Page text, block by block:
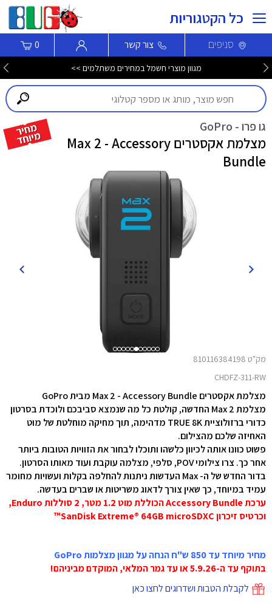
כל הקטגוריות
סניפים צור קשר 0
מגוון שואבים שוטפים חכמים ROBOROCK במחירי קיץ! >>>
גו פרו - GoPro
מצלמת אקסטרים Max 2 - Accessory
Bundle
מק"ט 810116384198
CHDFZ-311-RW
מצלמת אקסטרים Max 2 - Accessory Bundle
מבית GoPro
מצלמת Max 2 החדשה, קולטת כל מה שנמצא סביבכם ולוכדת בסרטון
כדורי ברזולוציית TRUE 8K מדהימה, תוך מחיקה מוחלטת של מוט
האחיזה שלכם מהצילום.
פשוט כוונו אותה לכיוון כלשהו ותוכלו לבחור את הזוויות הטובות ביותר
אחר כך. צרו צילומי POV, סלפי, מצלמה עוקבת ועוד מאותו הסרטון.
בדור החדש של ה- Max העדשות ניתנות להחלפה בקלות ועשויות מחומר
עמיד במיוחד, כך שאין צורך לדאוג משריטות או שברים בעדשה.
ערכת Accessory Bundle הכוללת מוט 1.2 מטר, 2 סוללות Enduro,
וכרטיס זיכרוןSanDisk Extreme® 64GB microSDXC™
מחיר מיוחד עד 850 ש"ח הנחה על מגוון מצלמות GoPro
בתוקף עד ה-5.9.26 או עד גמר המלאי, המוקדם מביניהם!
לקבלת הטבות ושדרוגים לחצו כאן